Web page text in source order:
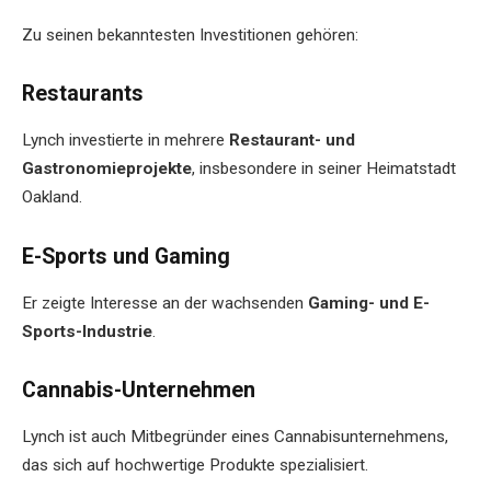
Zu seinen bekanntesten Investitionen gehören:
Restaurants
Lynch investierte in mehrere Restaurant- und
Gastronomieprojekte, insbesondere in seiner Heimatstadt
Oakland.
E-Sports und Gaming
Er zeigte Interesse an der wachsenden Gaming- und E-
Sports-Industrie
Cannabis-Unternehmen
Lynch ist auch Mitbegründer eines Cannabisunternehmens,
das sich auf hochwertige Produkte spezialisiert.